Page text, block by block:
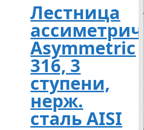
Лестница
Asymmetric
316, 3
ступени,
нерж.
сталь AISI